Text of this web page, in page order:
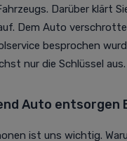
Darüber klärt
Dem Auto
besprochen
nur die Schlüssel aus.
Auto entsorgen
ist uns wichtig.